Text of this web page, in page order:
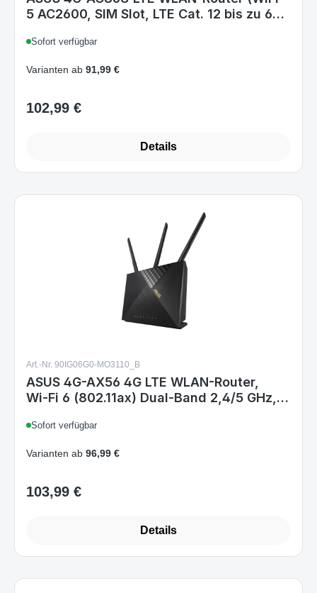
5 AC2600, SIM Slot, LTE Cat. 12 bis zu 600
90IG05R0-BM9100, Router 4G - Wi-Fi 5
Sofort verfügbar
Varianten ab 91,99 €
Regulärer Preis:
102,99 €
Details
Art.-Nr. 90IG06G0-MO3110_B
ASUS 4G-AX56 4G LTE WLAN-Router,
Wi‑Fi 6 (802.11ax) Dual‑Band 2,4/5 GHz,
Router, Schwarz
Sofort verfügbar
Varianten ab 96,99 €
Regulärer Preis:
103,99 €
Details